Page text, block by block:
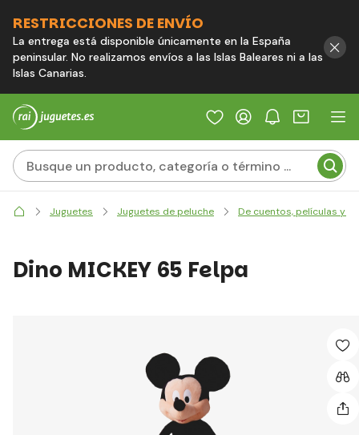
RESTRICCIONES DE ENVÍO
La entrega está disponible únicamente en la España
peninsular. No realizamos envíos a las Islas Baleares ni a las
Islas Canarias.
Juguetes Juguetes de peluche De cuentos, películas y
Dino MICKEY 65 Felpa